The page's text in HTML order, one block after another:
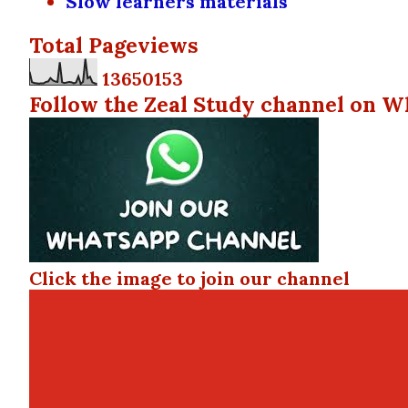
Total Pageviews
13650153
Follow the Zeal Study channel on
Click the image to join our channel